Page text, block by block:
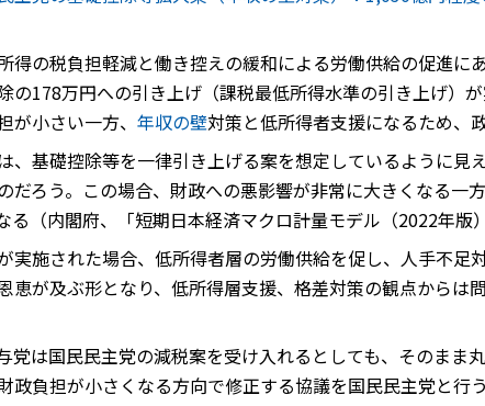
得の税負担軽減と働き控えの緩和による労働供給の促進に
の178万円への引き上げ（課税最低所得水準の引き上げ）
が小さい一方、 年収の壁対策と低所得者支援になるため、
、基礎控除等を一律引き上げる案を想定しているように見
だろう。この場合、財政への悪影響が非常に大きくなる一
（内閣府、「短期日本経済マクロ計量モデル（2022年版
実施された場合、低所得者層の労働供給を促し、人手不足
恵が及ぶ形となり、低所得層支援、格差対策の観点からは
党は国民民主党の減税案を受け入れるとしても、そのまま
政負担が小さくなる方向で修正する協議を国民民主党と行